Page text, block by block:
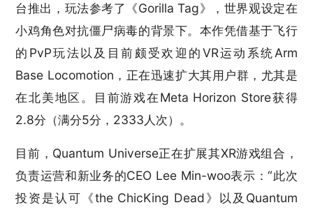
台推出，玩法参考了《Gorilla Tag》，世界观设定在
小鸡角色对抗僵尸病毒的背景下。本作凭借基于飞行
的PvP玩法以及目前颇受欢迎的VR运动系统Arm
Base Locomotion，正在迅速扩大其用户群，尤其是
在北美地区。目前游戏在Meta Horizon Store获得
2.8分（满分5分，2333人次）。
目前，Quantum Universe正在扩展其XR游戏组合，
负责运营和新业务的CEO Lee Min-woo表示：“此次
投资是认可《the ChicKing Dead》以及Quantum